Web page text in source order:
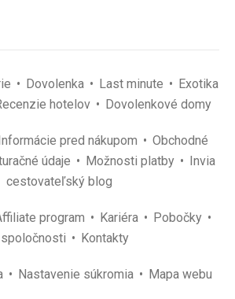
Dovolenka Last minute
Exotika
hotelov Dovolenkové domy
pred nákupom
Obchodné
údaje Možnosti platby
Invia
cestovateľský blog
program Kariéra
Pobočky
Kontakty
Nastavenie súkromia Mapa webu